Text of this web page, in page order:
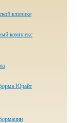
клинике
комплекс
Юрайт